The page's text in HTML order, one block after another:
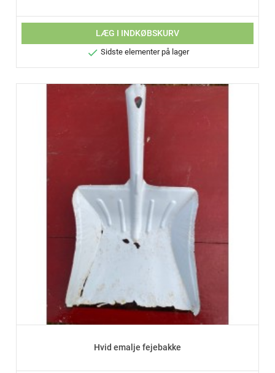
LÆG I INDKØBSKURV
 Sidste elementer på lager
Hvid emalje fejebakke